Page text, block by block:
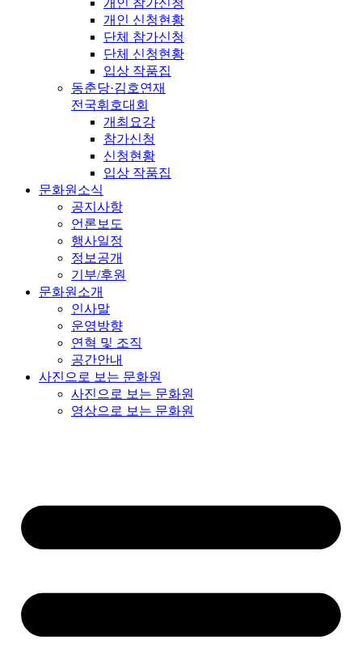
개인 참가신청
개인 신청현황
단체 참가신청
단체 신청현황
입상 작품집
동춘당·김호연재
전국휘호대회
개최요강
참가신청
신청현황
입상 작품집
문화원소식
공지사항
언론보도
행사일정
정보공개
기부/후원
문화원소개
인사말
운영방향
연혁 및 조직
공간안내
사진으로 보는 문화원
사진으로 보는 문화원
영상으로 보는 문화원